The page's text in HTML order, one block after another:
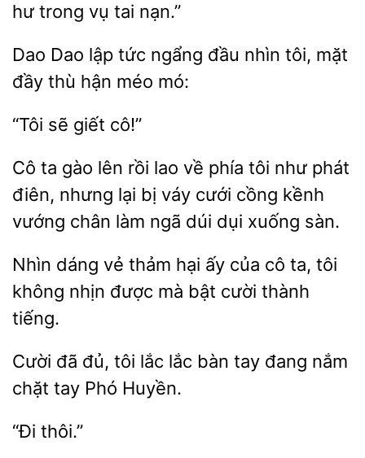
hư trong vụ
nạn.”
lập tức ngẩng
nhìn tôi, mặt
đầy thù hận méo mó:
giết
Cô ta gào lên rồi lao về phía tôi
phát
điên, nhưng lại bị váy cưới
vướng chân làm ngã dúi dụi xuống sàn.
Nhìn dáng vẻ thảm
ấy của cô ta, tôi
không nhịn được mà
cười thành
Cười đã đủ, tôi lắc bàn
đang nắm
chặt tay Phó